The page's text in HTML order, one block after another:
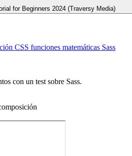
for Beginners 2024 (Traversy Media)
CSS funciones matemáticas Sass
con un test sobre Sass.